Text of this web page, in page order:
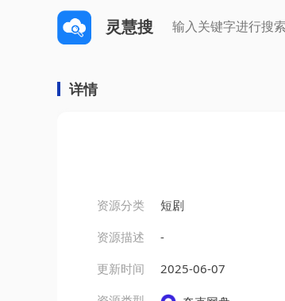
灵慧搜
详情
资源分类
短剧
资源描述
-
更新时间
2025-06-07